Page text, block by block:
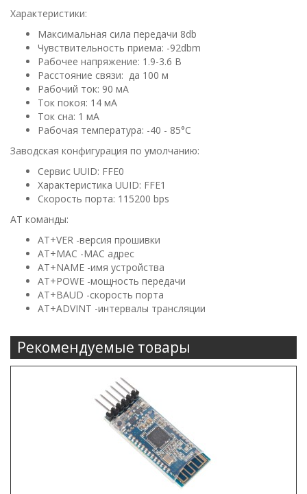
Характеристики:
Максимальная сила передачи 8db
Чувствительность приема: -92dbm
Рабочее напряжение: 1.9-3.6 В
Расстояние связи: да 100 м
Рабочий ток: 90 мА
Ток покоя: 14 мА
Ток сна: 1 мА
Рабочая температура: -40 - 85°C
Заводская конфигурация по умолчанию:
Сервис UUID: FFE0
Характеристика UUID: FFE1
Скорость порта: 115200 bps
АТ команды:
AT+VER -версия прошивки
AT+MAC -MAC адрес
AT+NAME -имя устройства
AT+POWE -мощность передачи
AT+BAUD -скорость порта
AT+ADVINT -интервалы трансляции
Рекомендуемые товары